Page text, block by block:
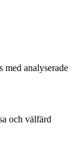
med analyserade
och välfärd